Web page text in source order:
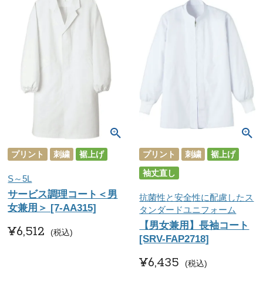
プリント 刺繍 裾上げ
S～5L
サービス調理コート＜男
女兼用＞ [7-AA315]
¥6,512 税込
プリント 刺繍
裾上げ
袖丈直し
抗菌性と安全性に配慮したス
タンダードユニフォーム
【男女兼用】長袖コート
[SRV-FAP2718]
¥6,435 税込